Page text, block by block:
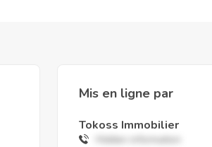
Mis en ligne par
Tokoss Immobilier
Hidden information